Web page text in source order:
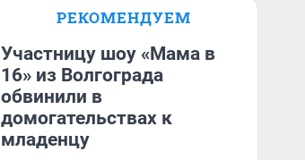
РЕКОМЕНДУЕМ
Участницу шоу «Мама в
16» из Волгограда
обвинили в
домогательствах к
младенцу